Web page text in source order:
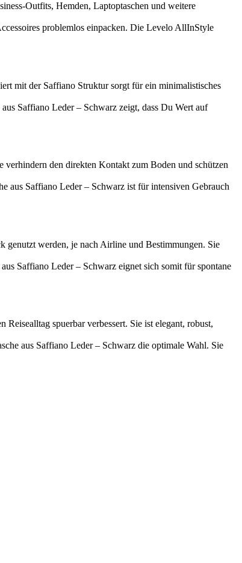
Outfits, Hemden, Laptoptaschen und weitere
problemlos einpacken. Die Levelo AllInStyle
mit der Saffiano Struktur sorgt für ein minimalistisches
Saffiano Leder – Schwarz zeigt, dass Du Wert auf
verhindern den direkten Kontakt zum Boden und schützen
aus Saffiano Leder – Schwarz ist für intensiven Gebrauch
genutzt werden, je nach Airline und Bestimmungen. Sie
Saffiano Leder – Schwarz eignet sich somit für spontane
spuerbar verbessert. Sie ist elegant, robust,
aus Saffiano Leder – Schwarz die optimale Wahl. Sie